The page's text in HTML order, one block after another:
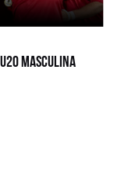
Masculina